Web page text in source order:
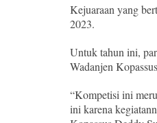
Kejuaraan yang
2023.
Untuk tahun ini,
Wadanjen
“Kompetisi ini
ini karena